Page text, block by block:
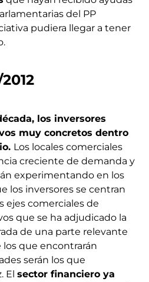
del PP
pudiera llegar a tener
los inversores
muy concretos dentro
Los locales comerciales
creciente de demanda y
experimentando en los
los inversores se centran
ejes comerciales de
que se ha adjudicado la
de una parte relevante
que encontrarán
serán los que
El sector financiero ya